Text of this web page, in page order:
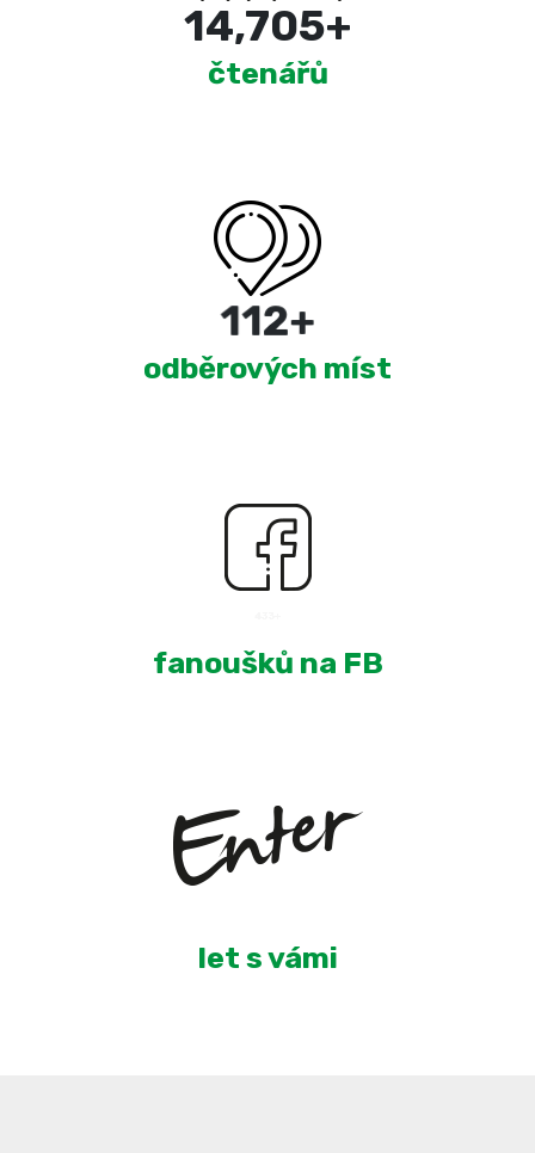
15,000+
čtenářů
180+
odběrových míst
fanoušků na FB
let s vámi